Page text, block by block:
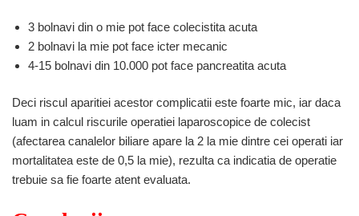
3 bolnavi din o mie pot face colecistita acuta
2 bolnavi la mie pot face icter mecanic
4-15 bolnavi din 10.000 pot face pancreatita acuta
Deci riscul aparitiei acestor complicatii este foarte mic, iar daca
luam in calcul riscurile operatiei laparoscopice de colecist
(afectarea canalelor biliare apare la 2 la mie dintre cei operati iar
mortalitatea este de 0,5 la mie), rezulta ca indicatia de operatie
trebuie sa fie foarte atent evaluata.